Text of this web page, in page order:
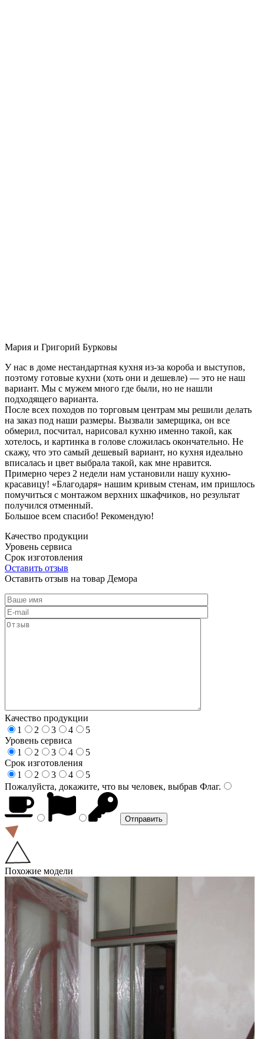
Мария и Григорий Бурковы
У нас в доме нестандартная кухня из-за короба и выступов,
поэтому готовые кухни (хоть они и дешевле) — это не наш
вариант. Мы с мужем много где были, но не нашли
подходящего варианта.
После всех походов по торговым центрам мы решили делать
на заказ под наши размеры. Вызвали замерщика, он все
обмерил, посчитал, нарисовал кухню именно такой, как
хотелось, и картинка в голове сложилась окончательно. Не
скажу, что это самый дешевый вариант, но кухня идеально
вписалась и цвет выбрала такой, как мне нравится.
Примерно через 2 недели нам установили нашу кухню-
красавицу! «Благодаря» нашим кривым стенам, им пришлось
помучиться с монтажом верхних шкафчиков, но результат
получился отменный.
Большое всем спасибо! Рекомендую!
Качество продукции
Уровень сервиса
Срок изготовления
Оставить отзыв
Оставить отзыв на товар Демора
Качество продукции
1
2 3 4
5
Уровень сервиса
1
2 3 4
5
Срок изготовления
1
2 3 4
5
Пожалуйста, докажите, что вы человек, выбрав Флаг.
Похожие модели